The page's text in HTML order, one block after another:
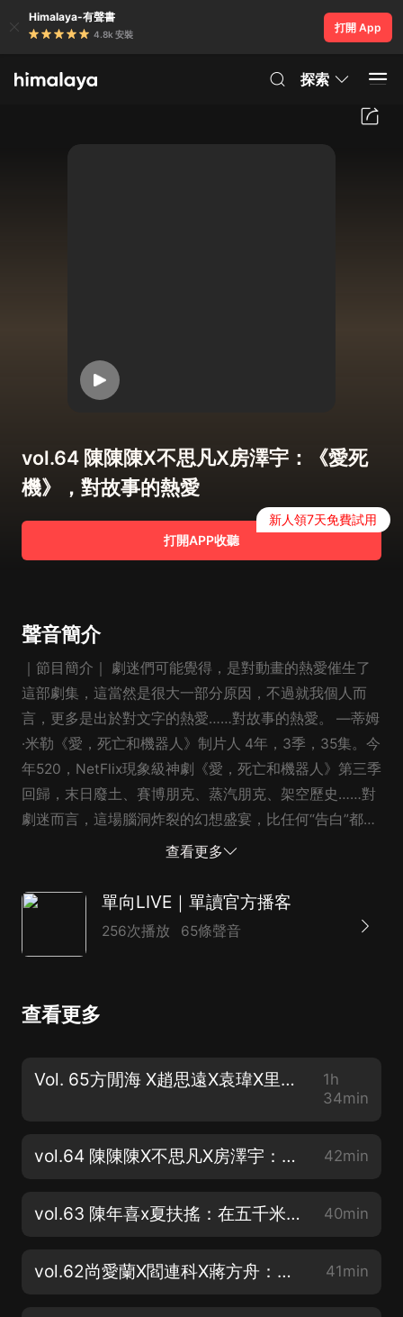
Himalaya-有聲書
4.8k 安裝
打開 App
探索
vol.64 陳陳陳X不思凡X房澤宇：《愛死
機》，對故事的熱愛
打開APP收聽
新人領7天免費試用
聲音簡介
｜節目簡介｜ 劇迷們可能覺得，是對動畫的熱愛催生了
這部劇集，這當然是很大一部分原因，不過就我個人而
言，更多是出於對文字的熱愛……對故事的熱愛。 —蒂姆
·米勒《愛，死亡和機器人》制片人 4年，3季，35集。今
年520，NetFlix現象級神劇《愛，死亡和機器人》第三季
回歸，末日廢土、賽博朋克、蒸汽朋克、架空歷史……對
劇迷而言，這場腦洞炸裂的幻想盛宴，比任何“告白”都要
浪漫。 同一時間，譯林出版社推出兩本原著小說，雲集
家，從第一季到第三季，一口氣讀完。 愛，死亡和機器
人，以文字的形式再次被闡釋、被解讀。 本期單向live將
虛擬現實、死亡暴力、科幻和人工智能。 ｜時間軸｜
死機 16:00： 如何理解愛死機里的「愛」 22:10： 從科幻
機器人到當下智能時代的思考 ｜工具箱｜ 陳陳陳，當代
美術學院跨媒體專業，博士在首都師範大學攻讀西方哲...
查看更多
單向LIVE｜單讀官方播客
256次播放 65條聲音
查看更多
Vol. 65方閒海 X趙思遠X袁瑋X里所：以歡笑拯救瘋子
1h
34min
vol.64 陳陳陳X不思凡X房澤宇：《愛死機》，對故事的熱愛 42min
vol.63 陳年喜x夏扶搖：在五千米深處爆破、寫詩、打發中年 40min
vol.62尚愛蘭X閻連科X蔣方舟：作文的真相 41min